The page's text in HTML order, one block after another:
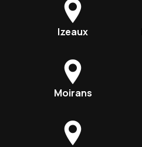
Izeaux
Moirans